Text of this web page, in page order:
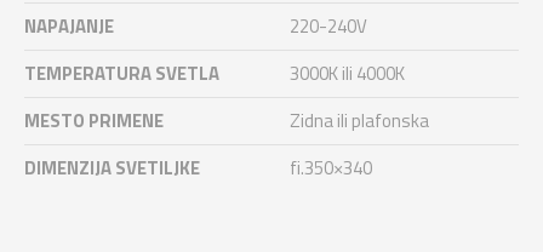
NAPAJANJE
220-240V
TEMPERATURA SVETLA
3000K ili 4000K
MESTO PRIMENE
Zidna ili plafonska
DIMENZIJA SVETILJKE
fi.350×340